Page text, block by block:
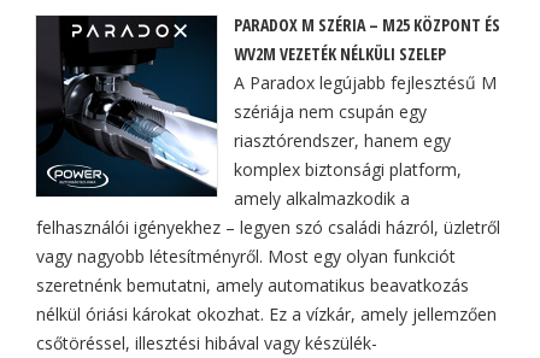
PARADOX M SZÉRIA – M25 KÖZPONT ÉS
WV2M VEZETÉK NÉLKÜLI SZELEP
A Paradox legújabb fejlesztésű M
szériája nem csupán egy
riasztórendszer, hanem egy
komplex biztonsági platform,
amely alkalmazkodik a
felhasználói igényekhez – legyen szó családi házról, üzletről
vagy nagyobb létesítményről. Most egy olyan funkciót
szeretnénk bemutatni, amely automatikus beavatkozás
nélkül óriási károkat okozhat. Ez a vízkár, amely jellemzően
csőtöréssel, illesztési hibával vagy készülék-